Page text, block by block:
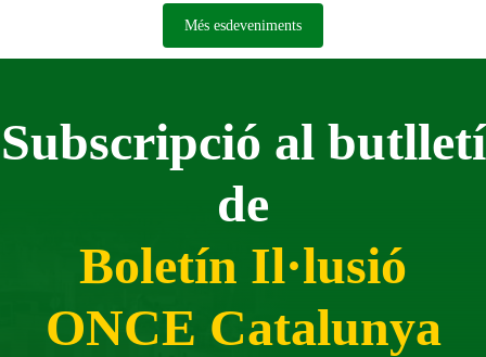
Més esdeveniments
Subscripció al butlletí
de
Boletín Il·lusió
ONCE Catalunya